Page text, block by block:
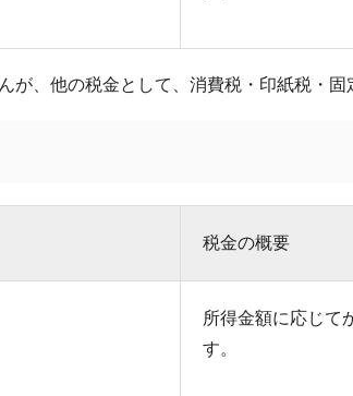
、他の税金として、消費税・印紙税・固
税金の概要
所得金額に応じて
す。